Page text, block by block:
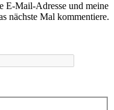
E-Mail-Adresse und meine
nächste Mal kommentiere.